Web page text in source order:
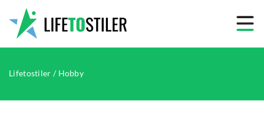
Lifetostiler / Hobby